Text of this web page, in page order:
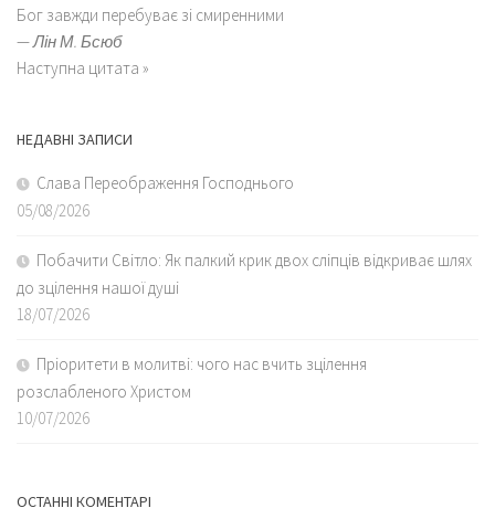
Бог завжди перебуває зі смиренними
—Лін М. Бсюб
Наступна цитата »
НЕДАВНІ ЗАПИСИ
Слава Переображення Господнього
05/08/2026
Побачити Світло: Як палкий крик двох сліпців відкриває шлях
до зцілення нашої душі
18/07/2026
Пріоритети в молитві: чого нас вчить зцілення
розслабленого Христом
10/07/2026
ОСТАННІ КОМЕНТАРІ